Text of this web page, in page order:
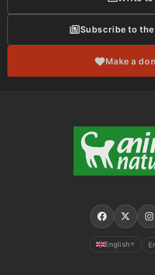
Subscribe to
Make a
English ▼